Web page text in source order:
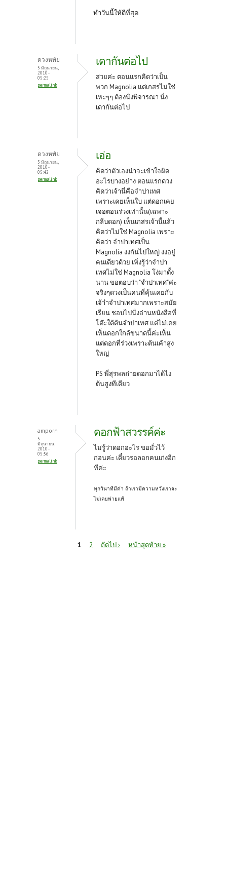
ทำวันนี้ให้ดีที่สุด
ดวงหทัย
5 มิถุนายน,
2010 -
05:25
permalink
เดากันต่อไป
สวยค่ะ ตอนแรกคิดว่าเป็น
พวก Magnolia แต่เกสรไม่ใช่
เหะๆๆ ต้องนั่งพิจารณา นั่ง
เดากันต่อไป
ดวงหทัย
5 มิถุนายน,
2010 -
05:42
permalink
เอ่อ
คิดว่าตัวเองน่าจะเข้าใจผิด
อะไรบางอย่าง ตอนแรกดวง
คิดว่าเจ้านี่คือจำปาเทศ
เพราะเคยเห็นใบ แต่ดอกเคย
เจอตอนร่วงเท่านั้น(เฉพาะ
กลีบดอก) เห็นเกสรเจ้านี้แล้ว
คิดว่าไม่ใช่ Magnolia เพราะ
คิดว่า จำปาเทศเป็น
Magnolia งงกันไปใหญ่ งงอยู่
คนเดียวด้วย เพิ่งรู้ว่าจำปา
เทศไม่ใช่ Magnolia โง่มาตั้ง
นาน ขอตอบว่า "จำปาเทศ"ค่ะ
จริงๆดวงเป็นคนที่คุ้นเคยกับ
เจ้าำจำปาเทศมากเพราะสมัย
เรียน ชอบไปนั่งอ่านหนังสือที่
โต๊ะใต้ต้นจำปาเทศ แต่ไม่เคย
เห็นดอกใกล้ขนาดนี้ค่ะเห็น
แต่ดอกที่ร่วงเพราะต้นเค้าสูง
ใหญ่
PS พี่สุรพลถ่ายดอกมาได้ไง
ต้นสูงทีเดียว
amporn
5
มิถุนายน,
2010 -
05:56
permalink
ดอกฟ้าสวรรค์ค่ะ
ไม่รู้ว่าดอกอะไร ขอมั่วไว้
ก่อนค่ะ เดี๋ยวรอลอกคนเก่งอีก
ทีค่ะ
ทุกวินาทีมีค่า ถ้าเรามีความหวังเราจะ
ไม่เคยพ่ายแพ้
1 2 ถัดไป › หน้าสุดท้าย »